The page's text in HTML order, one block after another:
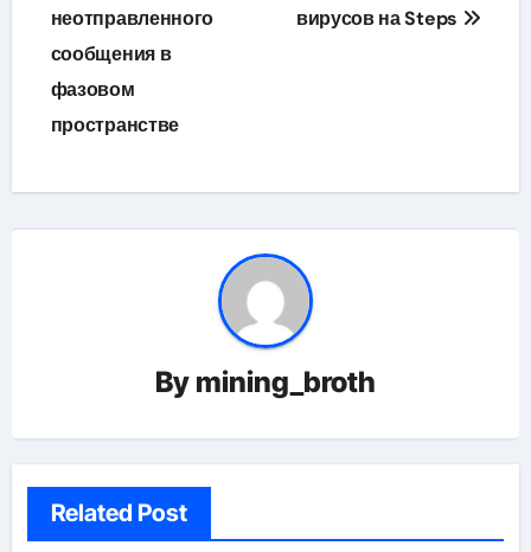
неотправленного
сообщения в
фазовом
пространстве
вирусов на Steps
By mining_broth
Related Post